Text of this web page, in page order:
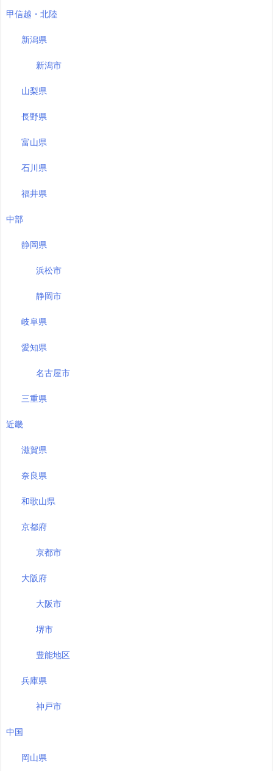
甲信越・北陸
新潟県
新潟市
山梨県
長野県
富山県
石川県
福井県
中部
静岡県
浜松市
静岡市
岐阜県
愛知県
名古屋市
三重県
近畿
滋賀県
奈良県
和歌山県
京都府
京都市
大阪府
大阪市
堺市
豊能地区
兵庫県
神戸市
中国
岡山県